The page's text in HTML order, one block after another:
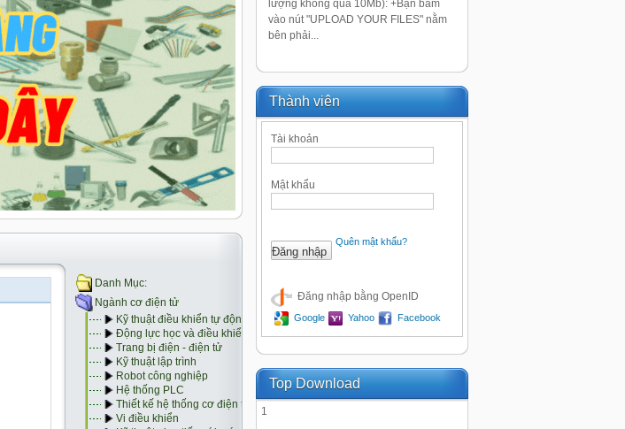
lượng không quá 10Mb): +Bạn bấm
vào nút "UPLOAD YOUR FILES" nằm
bên phải...
Thành viên
Tài khoản
Mật khẩu
Quên mật khẩu?
Đăng nhập bằng OpenID
Google Yahoo Facebook
Top Download
1